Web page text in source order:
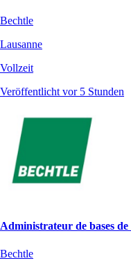
Bechtle
Lausanne
Vollzeit
Veröffentlicht vor 5 Stunden
Administrateur de bases
Bechtle